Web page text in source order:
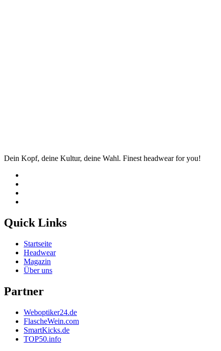
Dein Kopf, deine Kultur, deine Wahl. Finest headwear for you!
Quick Links
Startseite
Headwear
Magazin
Über uns
Partner
Weboptiker24.de
FlascheWein.com
SmartKicks.de
TOP50.info